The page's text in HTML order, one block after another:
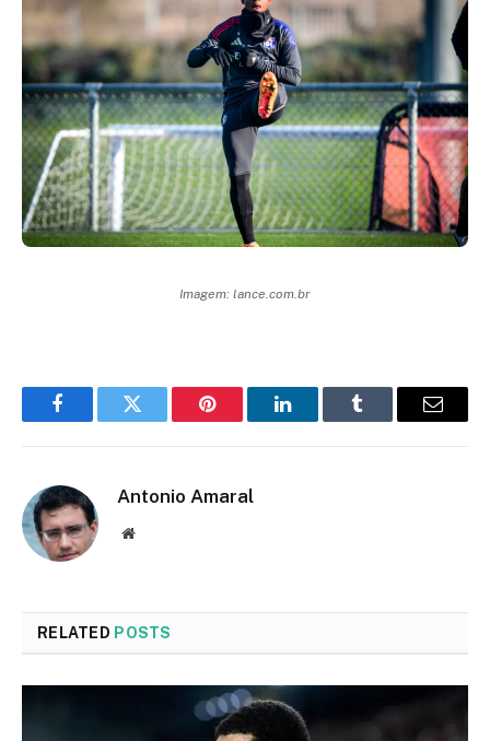
Imagem: lance.com.br
FacebookTwitter Pinterest LinkedInTumblr Email
Antonio Amaral
Website
RELATED POSTS